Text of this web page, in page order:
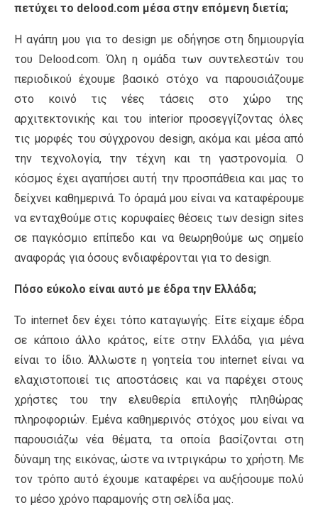
πετύχει το delood.com μέσα στην επόμενη διετία;
Η αγάπη μου για το design με οδήγησε στη δημιουργία
του Delood.com. Όλη η ομάδα των συντελεστών του
περιοδικού έχουμε βασικό στόχο να παρουσιάζουμε
στο κοινό τις νέες τάσεις στο χώρο της
αρχιτεκτονικής και του interior προσεγγίζοντας όλες
τις μορφές του σύγχρονου design, ακόμα και μέσα από
την τεχνολογία, την τέχνη και τη γαστρονομία. Ο
κόσμος έχει αγαπήσει αυτή την προσπάθεια και μας το
δείχνει καθημερινά. Το όραμά μου είναι να καταφέρουμε
να ενταχθούμε στις κορυφαίες θέσεις των design sites
σε παγκόσμιο επίπεδο και να θεωρηθούμε ως σημείο
αναφοράς για όσους ενδιαφέρονται για το design.
Πόσο εύκολο είναι αυτό με έδρα την Ελλάδα;
Το internet δεν έχει τόπο καταγωγής. Είτε είχαμε έδρα
σε κάποιο άλλο κράτος, είτε στην Ελλάδα, για μένα
είναι το ίδιο. Άλλωστε η γοητεία του internet είναι να
ελαχιστοποιεί τις αποστάσεις και να παρέχει στους
χρήστες του την ελευθερία επιλογής πληθώρας
πληροφοριών. Εμένα καθημερινός στόχος μου είναι να
παρουσιάζω νέα θέματα, τα οποία βασίζονται στη
δύναμη της εικόνας, ώστε να ιντριγκάρω το χρήστη. Με
τον τρόπο αυτό έχουμε καταφέρει να αυξήσουμε πολύ
το μέσο χρόνο παραμονής στη σελίδα μας.